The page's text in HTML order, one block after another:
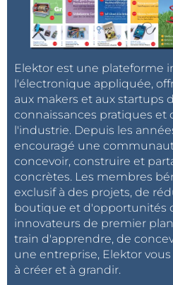
Elektor est une plateforme
l'électronique appliquée,
aux makers et aux startups
connaissances pratiques et
l'industrie. Depuis les
encouragé une
concevoir, construire et
concrètes. Les membres
exclusif à des projets, de
boutique et d'opportunités
innovateurs de premier
train d'apprendre, de
une entreprise, Elektor
à créer et à grandir.